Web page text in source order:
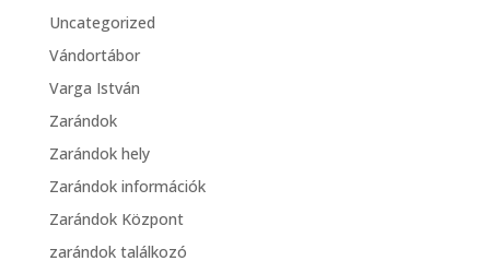
Uncategorized
Vándortábor
Varga István
Zarándok
Zarándok hely
Zarándok információk
Zarándok Központ
zarándok találkozó